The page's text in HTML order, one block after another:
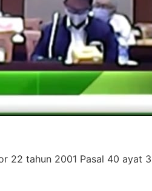
tahun 2001 Pasal 40 ayat